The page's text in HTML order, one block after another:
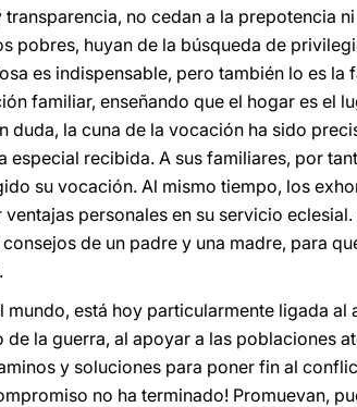
no cedan a la prepotencia ni
pobres, huyan de la búsqueda de
es indispensable, pero también lo es la
familiar, enseñando que el hogar es el
la cuna de la vocación ha sido
recibida. A sus familiares, por
su vocación. Al mismo tiempo, los
personales en su servicio eclesial.
de un padre y una madre, para
está hoy particularmente ligada al
la guerra, al apoyar a las poblaciones
y soluciones para poner fin al
no ha terminado! Promuevan,